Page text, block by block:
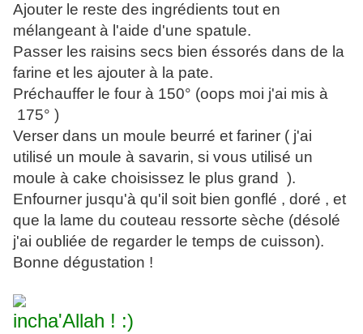
Ajouter le reste des ingrédients tout en
mélangeant à l'aide d'une spatule.
Passer les raisins secs bien éssorés dans de la
farine et les ajouter à la pate.
Préchauffer le four à 150° (oops moi j'ai mis à
175° )
Verser dans un moule beurré et fariner ( j'ai
utilisé un moule à savarin, si vous utilisé un
moule à cake choisissez le plus grand ).
Enfourner jusqu'à qu'il soit bien gonflé , doré , et
que la lame du couteau ressorte sèche (désolé
j'ai oubliée de regarder le temps de cuisson).
Bonne dégustation !
incha'Allah ! :)